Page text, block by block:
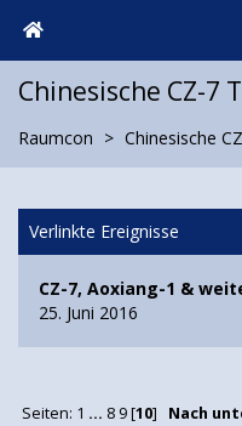
Chinesische CZ-7
Raumcon Chinesische
Verlinkte Ereignisse
CZ-7, Aoxiang-1 &
25. Juni 2016
Seiten: 1 ... 8 9[10] Nach